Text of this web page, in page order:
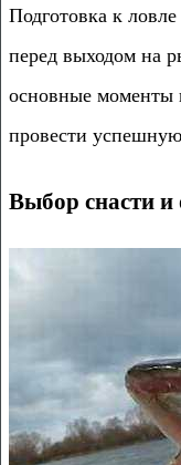
Подготовка к
перед выходом на
основные моменты
провести
Выбор снасти и